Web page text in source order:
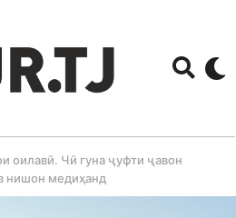
оилавӣ. Чӣ гуна ҷуфти ҷавон
нишон медиҳанд